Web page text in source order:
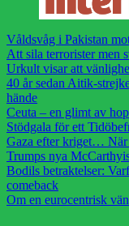
Våldsvåg i Pakistan
Att sila terrorister men
Urkult visar att
40 år sedan Aitik-
hände
Ceuta – en glimt av
Stödgala för ett
Gaza efter kriget… När
Trumps nya
Bodils betraktelser:
comeback
Om en eurocentrisk